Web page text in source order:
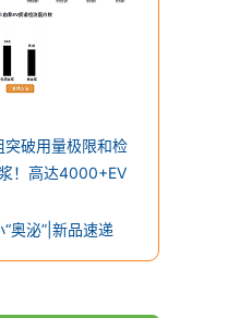
破用量极限和检
！高达4000+EV
奥泌”|新品速递